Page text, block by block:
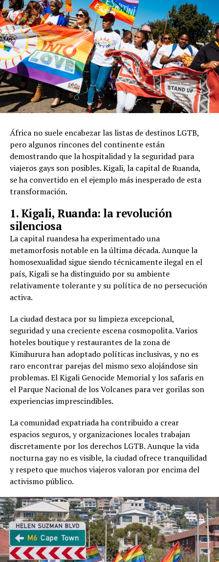
África no suele encabezar las listas de destinos LGTB,
pero algunos rincones del continente están
demostrando que la hospitalidad y la seguridad para
viajeros gays son posibles. Kigali, la capital de Ruanda,
se ha convertido en el ejemplo más inesperado de esta
transformación.
1. Kigali, Ruanda: la revolución
silenciosa
La capital ruandesa ha experimentado una
metamorfosis notable en la última década. Aunque la
homosexualidad sigue siendo técnicamente ilegal en el
país, Kigali se ha distinguido por su ambiente
relativamente tolerante y su política de no persecución
activa.
La ciudad destaca por su limpieza excepcional,
seguridad y una creciente escena cosmopolita. Varios
hoteles boutique y restaurantes de la zona de
Kimihurura han adoptado políticas inclusivas, y no es
raro encontrar parejas del mismo sexo alojándose sin
problemas. El Kigali Genocide Memorial y los safaris en
el Parque Nacional de los Volcanes para ver gorilas son
experiencias imprescindibles.
La comunidad expatriada ha contribuido a crear
espacios seguros, y organizaciones locales trabajan
discretamente por los derechos LGTB. Aunque la vida
nocturna gay no es visible, la ciudad ofrece tranquilidad
y respeto que muchos viajeros valoran por encima del
activismo público.